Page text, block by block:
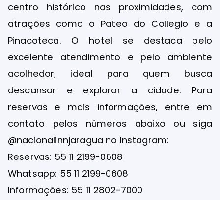
centro histórico nas proximidades, com
atrações como o Pateo do Collegio e a
Pinacoteca. O hotel se destaca pelo
excelente atendimento e pelo ambiente
acolhedor, ideal para quem busca
descansar e explorar a cidade. Para
reservas e mais informações, entre em
contato pelos números abaixo ou siga
@nacionalinnjaragua no Instagram:
Reservas: 55 11 2199-0608
Whatsapp: 55 11 2199-0608
Informações: 55 11 2802-7000